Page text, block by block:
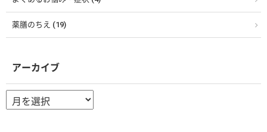
薬膳のちえ (19)
アーカイブ
ー